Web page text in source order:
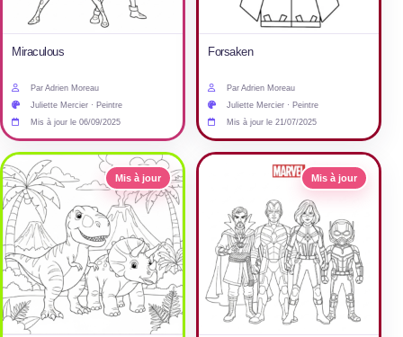
Miraculous
Par Adrien Moreau
Juliette Mercier · Peintre
Mis à jour le 06/09/2025
Forsaken
Par Adrien Moreau
Juliette Mercier · Peintre
Mis à jour le 21/07/2025
Mis à jour Mis à jour